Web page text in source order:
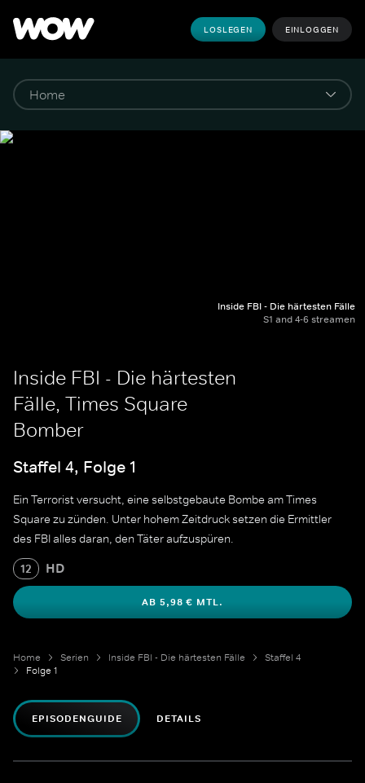
LOSLEGEN EINLOGGEN
Inside FBI - Die härtesten Fälle
S1 and 4-6 streamen
Inside FBI - Die härtesten
Fälle, Times Square
Bomber
Staffel 4, Folge 1
Ein Terrorist versucht, eine selbstgebaute Bombe am Times
Square zu zünden. Unter hohem Zeitdruck setzen die Ermittler
des FBI alles daran, den Täter aufzuspüren.
12 HD
AB 5,98 € MTL.
Home Serien Inside FBI - Die härtesten Fälle
Staffel 4
Folge 1
EPISODENGUIDE DETAILS